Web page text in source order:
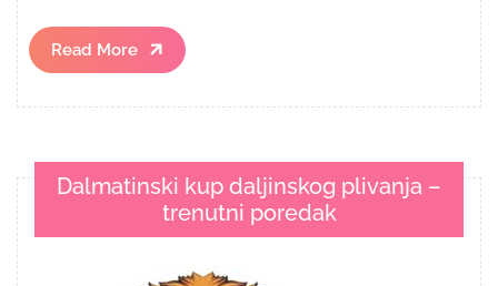
Read More
Read
More
Dalmatinski kup daljinskog plivanja –
trenutni poredak